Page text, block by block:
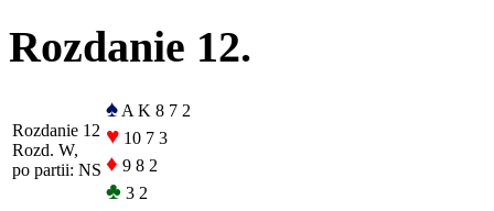
Rozdanie 12.
Rozdanie 12
Rozd. W,
po partii: NS
♠ A K 8 7 2
♥ 10 7 3
♦ 9 8 2
♣ 3 2